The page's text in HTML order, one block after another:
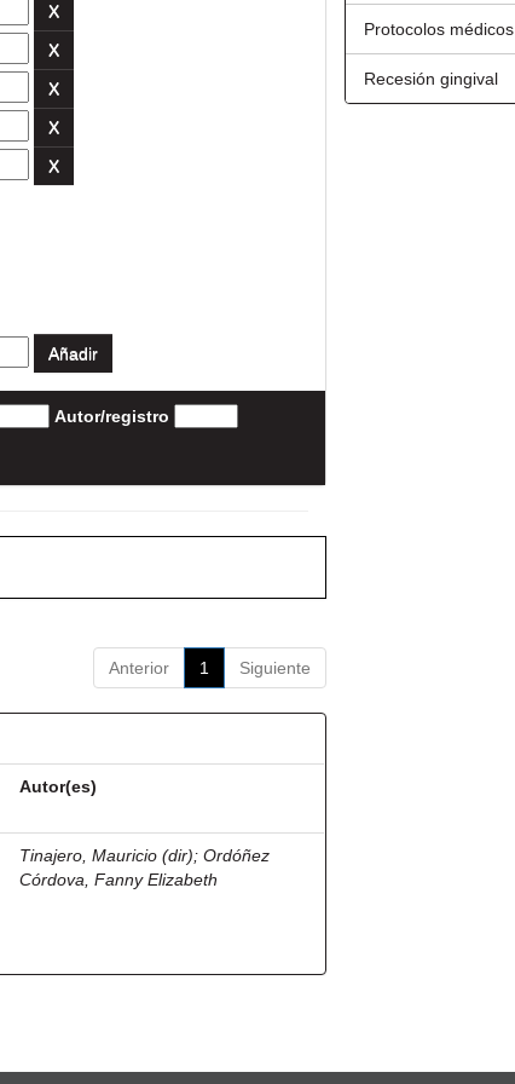
Autor/registro
Anterior 1 Siguiente
Autor(es)
Tinajero, Mauricio (dir);Ordóñez
Córdova, Fanny Elizabeth
Protocolos médicos
Recesión gingival